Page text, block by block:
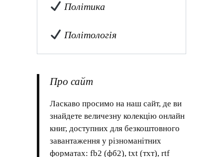
Політика
Політологія
Про сайт
Ласкаво просимо на наш сайт, де ви
знайдете величезну колекцію онлайн
книг, доступних для безкоштовного
завантаження у різноманітних
форматах: fb2 (фб2), txt (тхт), rtf